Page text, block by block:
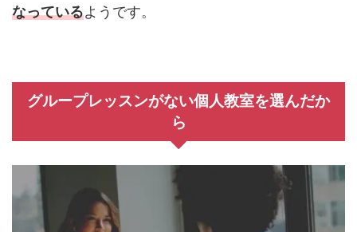
なっているようです。
グループレッスンがない個人教室を選んだか
ら